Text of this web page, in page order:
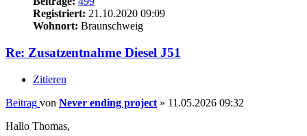
Registriert: 21.10.2020 09:09
Wohnort: Braunschweig
Re: Zusatzentnahme Diesel J51
Zitieren
Beitrag von Never ending project » 11.05.2026 09:32
Hallo Thomas,